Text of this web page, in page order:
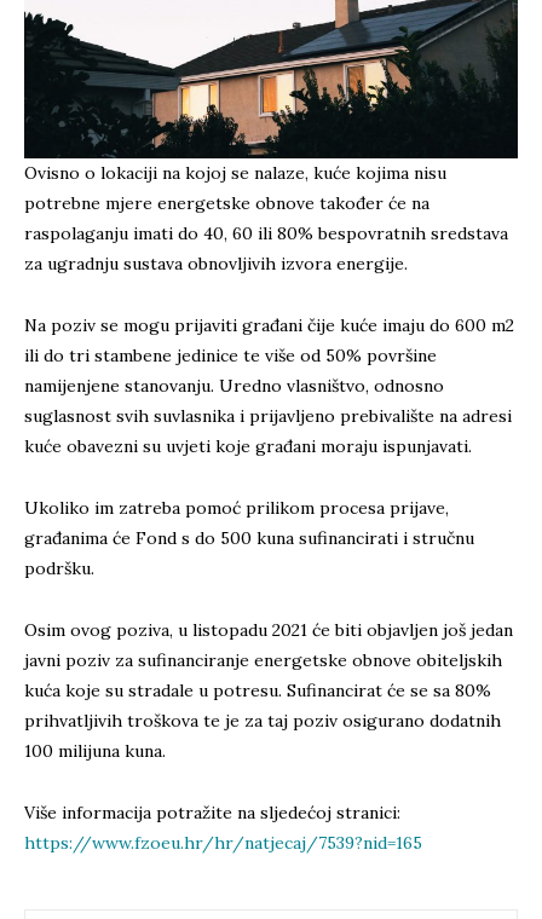
Ovisno o lokaciji na kojoj se nalaze, kuće kojima nisu
potrebne mjere energetske obnove također će na
raspolaganju imati do 40, 60 ili 80% bespovratnih sredstava
za ugradnju sustava obnovljivih izvora energije.
Na poziv se mogu prijaviti građani čije kuće imaju do 600 m2
ili do tri stambene jedinice te više od 50% površine
namijenjene stanovanju. Uredno vlasništvo, odnosno
suglasnost svih suvlasnika i prijavljeno prebivalište na adresi
kuće obavezni su uvjeti koje građani moraju ispunjavati.
Ukoliko im zatreba pomoć prilikom procesa prijave,
građanima će Fond s do 500 kuna sufinancirati i stručnu
podršku.
Osim ovog poziva, u listopadu 2021 će biti objavljen još jedan
javni poziv za sufinanciranje energetske obnove obiteljskih
kuća koje su stradale u potresu. Sufinancirat će se sa 80%
prihvatljivih troškova te je za taj poziv osigurano dodatnih
100 milijuna kuna.
Više informacija potražite na sljedećoj stranici:
https://www.fzoeu.hr/hr/natjecaj/7539?nid=165